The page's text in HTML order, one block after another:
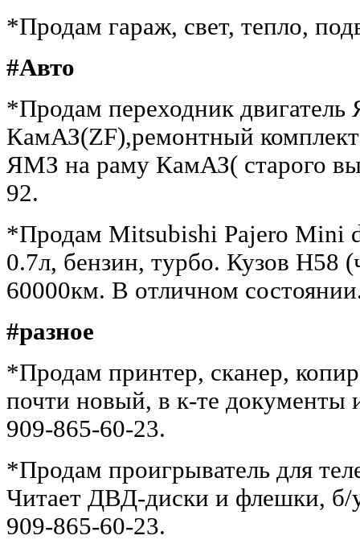
*Продам гараж, свет, тепло,
#Авто
*Продам переходник
КамАЗ(ZF),ремонтный комплект
ЯМЗ на раму КамАЗ( старого
92.
*Продам Mitsubishi Pajero Mini
0.7л, бензин, турбо. Кузов H58
60000км. В отличном
#разное
*Продам принтер, сканер,
почти новый, в к-те документы
909-865-60-23.
*Продам проигрыватель для
Читает ДВД-диски и флешки, б/
909-865-60-23.